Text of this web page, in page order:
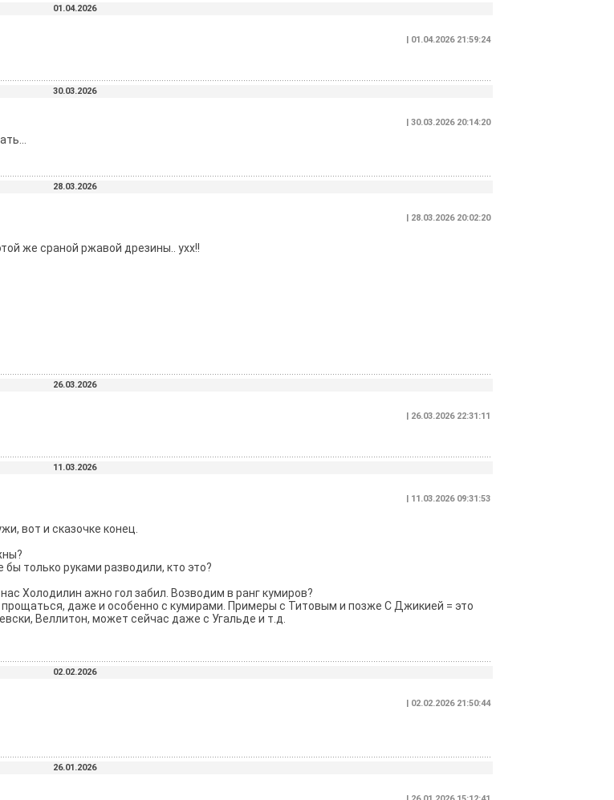
01.04.2026
| 01.04.2026 21:59:24
30.03.2026
| 30.03.2026 20:14:20
28.03.2026
| 28.03.2026 20:02:20
же сраной ржавой дрезины.. ухх!!
26.03.2026
| 26.03.2026 22:31:11
11.03.2026
| 11.03.2026 09:31:53
вот и сказочке конец.
только руками разводили, кто это?
Холодилин ажно гол забил. Возводим в ранг кумиров?
даже и особенно с кумирами. Примеры с Титовым и позже С Джикией = это
Веллитон, может сейчас даже с Угальде и т.д.
02.02.2026
| 02.02.2026 21:50:44
26.01.2026